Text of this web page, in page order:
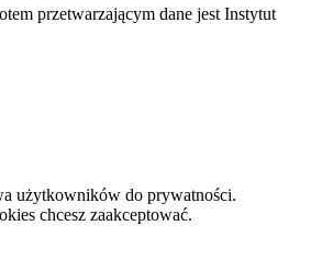
przetwarzającym dane jest Instytut
użytkowników do prywatności.
chcesz zaakceptować.